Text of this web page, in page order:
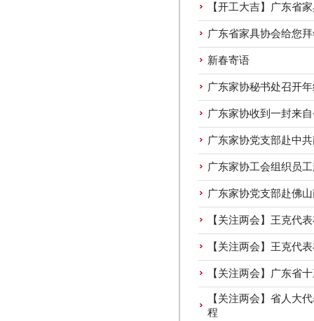
【开工大吉】广东省
广东省家具协会给您
新春寄语
广东家协秘书处召开
广东家协收到一封来
广东家协党支部赴中
广东家协工会组织员
广东家协党支部赴佛
【关注两会】王克代
【关注两会】王克代
【关注两会】广东省
【关注两会】省人大
程